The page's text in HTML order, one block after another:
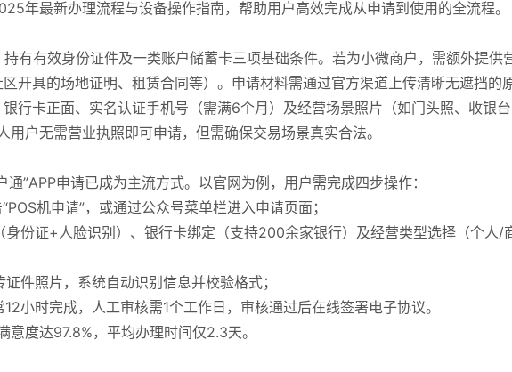
年最新办理流程与设备操作指南，帮助用户高效完成从申请到使用的全流程。
有有效身份证件及一类账户储蓄卡三项基础条件。若为小微商户，需额外提供
开具的场地证明、租赁合同等）。申请材料需通过官方渠道上传清晰无遮挡的
行卡正面、实名认证手机号（需满6个月）及经营场景照片（如门头照、收银台
户无需营业执照即可申请，但需确保交易场景真实合法。
”APP申请已成为主流方式。以官网为例，用户需完成四步操作：
机申请”，或通过公众号菜单栏进入申请页面；
身份证+人脸识别）、银行卡绑定（支持200余家银行）及经营类型选择（个人/
件照片，系统自动识别信息并校验格式；
小时完成，人工审核需1个工作日，审核通过后在线签署电子协议。
度达97.8%，平均办理时间仅2.3天。